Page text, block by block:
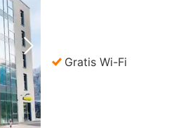
Volgende foto
Gratis Wi-Fi